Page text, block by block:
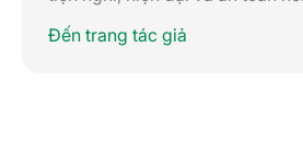
Đến trang tác giả